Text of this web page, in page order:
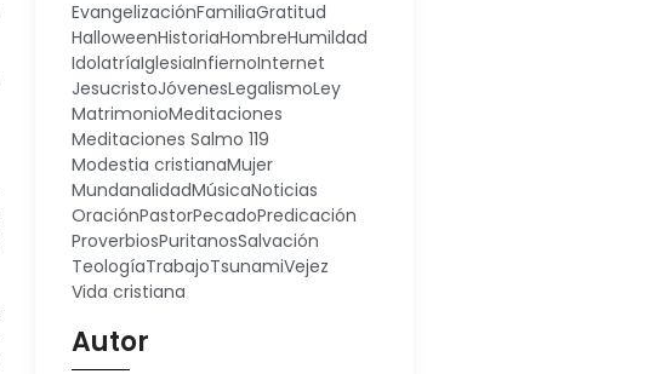
EvangelizaciónFamiliaGratitud
HalloweenHistoriaHombreHumildad
IdolatríaIglesiaInfiernoInternet
JesucristoJóvenesLegalismoLey
MatrimonioMeditaciones
Meditaciones Salmo 119
Modestia cristianaMujer
MundanalidadMúsicaNoticias
OraciónPastorPecadoPredicación
ProverbiosPuritanosSalvación
TeologíaTrabajoTsunamiVejez
Vida cristiana
Autor